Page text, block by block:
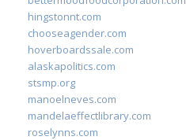
hingstonnt.com
chooseagender.com
hoverboardssale.com
alaskapolitics.com
stsmp.org
manoelneves.com
mandelaeffectlibrary.com
roselynns.com